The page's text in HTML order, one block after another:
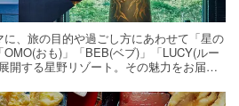
に、旅の目的や過ごし方にあわせて「星の
おも)」「BEB(ベブ)」「LUCY(ルー
開する星野リゾート。その魅力をお届け